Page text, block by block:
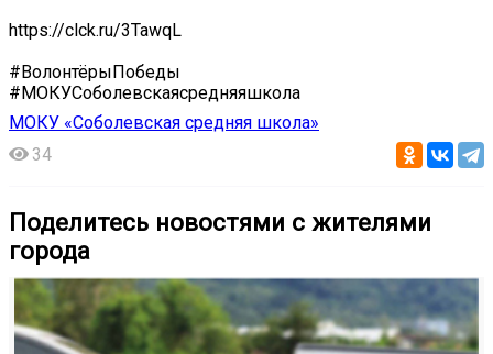
https://clck.ru/3TawqL
#ВолонтёрыПобеды
#МОКУСоболевскаясредняяшкола
МОКУ «Соболевская средняя школа»
34
Поделитесь новостями с жителями
города